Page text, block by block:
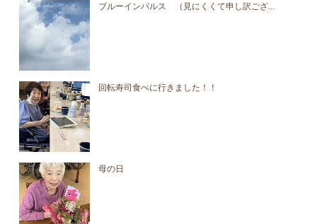
ブルーインパルス （見にくくて申し訳ござ...
回転寿司食べに行きました！！
母の日